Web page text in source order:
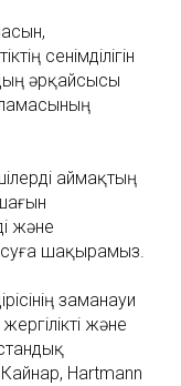
сенімділігін
әрқайсысы
аймақтың
және
шақырамыз.
заманауи
және
Hartmann